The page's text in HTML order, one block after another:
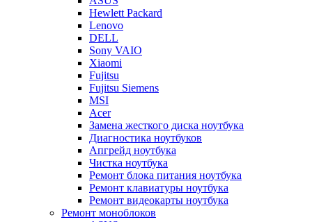
Hewlett Packard
Lenovo
DELL
Sony VAIO
Xiaomi
Fujitsu
Fujitsu Siemens
MSI
Acer
Замена жесткого диска ноутбука
Диагностика ноутбуков
Апгрейд ноутбука
Чистка ноутбука
Ремонт блока питания ноутбука
Ремонт клавиатуры ноутбука
Ремонт видеокарты ноутбука
Ремонт моноблоков